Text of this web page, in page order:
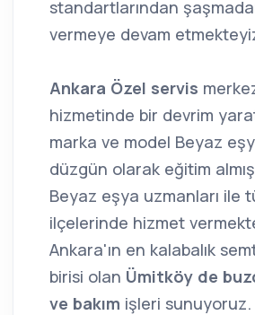
standartlarından
vermeye devam
Ankara Özel servis
hizmetinde bir devrim
marka ve model Beyaz
düzgün olarak eğitim
Beyaz eşya uzmanları ile
ilçelerinde hizmet
Ankara'ın en kalabalık
birisi olan Ümitköy de
ve bakım işleri sunuyoruz.